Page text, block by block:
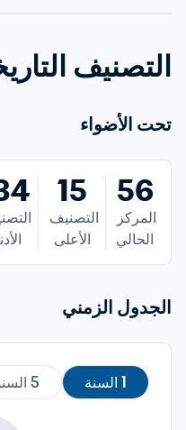
التصنيف
تحت الأضواء
56
الحالي
15
الأعلى
الجدول الزمني
1 السنة 5 السنوات